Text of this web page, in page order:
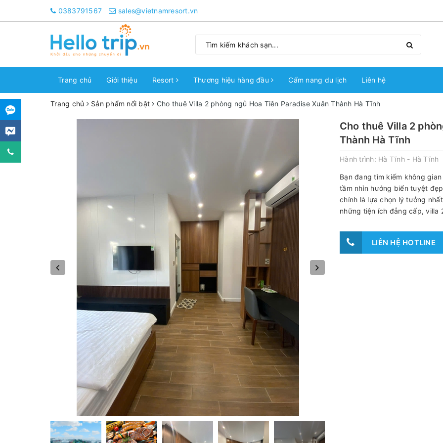
0383791567 sales@vietnamresort.vn
Trang chủ Giới thiệu Resort Thương hiệu hàng đầu Cẩm nang du lịch Liên hệ
Trang chủ Sản phẩm nổi bật Cho thuê Villa 2 phòng ngủ Hoa Tiên Paradise Xuân Thành Hà Tĩnh
Cho thuê Villa 2
Thành Hà Tĩnh
Hành trình: Hà Tĩnh - Hà Tĩnh
Bạn đang tìm kiếm không
tầm nhìn hướng biển tuyệt
chính là lựa chọn lý tưởng
những tiện ích đẳng cấp, villa
LIÊN HỆ HOTLINE